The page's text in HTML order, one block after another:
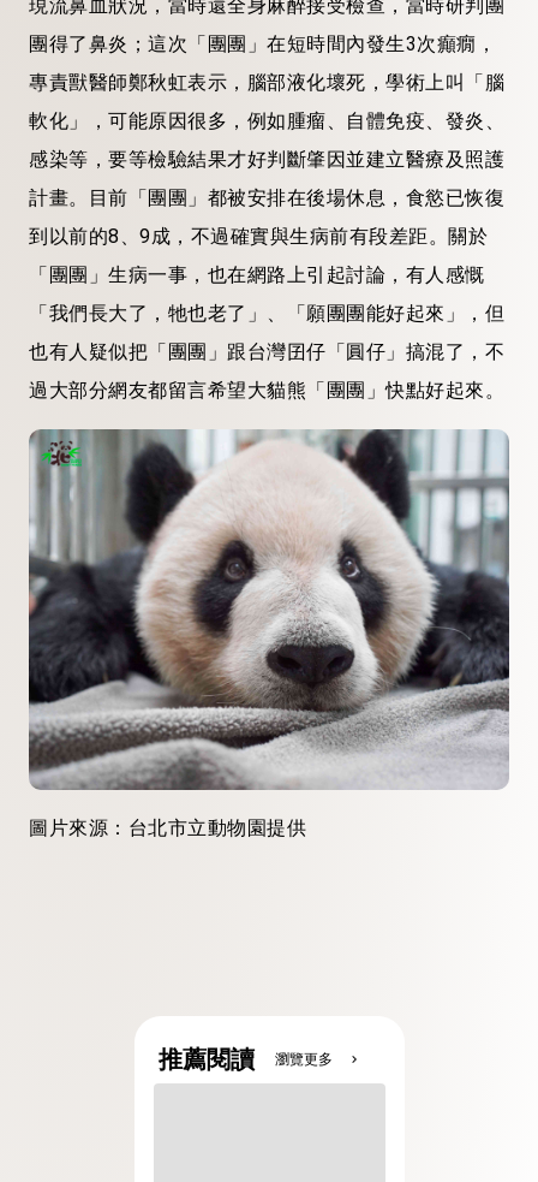
現流鼻血狀況，當時還全身麻醉接受檢查，當時研判團
團得了鼻炎；這次「團團」在短時間內發生3次癲癇，
專責獸醫師鄭秋虹表示，腦部液化壞死，學術上叫「腦
軟化」，可能原因很多，例如腫瘤、自體免疫、發炎、
感染等，要等檢驗結果才好判斷肇因並建立醫療及照護
計畫。目前「團團」都被安排在後場休息，食慾已恢復
到以前的8、9成，不過確實與生病前有段差距。關於
「團團」生病一事，也在網路上引起討論，有人感慨
「我們長大了，牠也老了」、「願團團能好起來」，但
也有人疑似把「團團」跟台灣囝仔「圓仔」搞混了，不
過大部分網友都留言希望大貓熊「團團」快點好起來。
圖片來源：台北市立動物園提供
推薦閱讀 瀏覽更多 chevron_right